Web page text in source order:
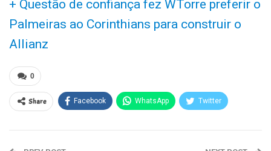
+ Questão de confiança fez WTorre preferir o
Palmeiras ao Corinthians para construir o
Allianz
0
Share Facebook WhatsApp Twitter